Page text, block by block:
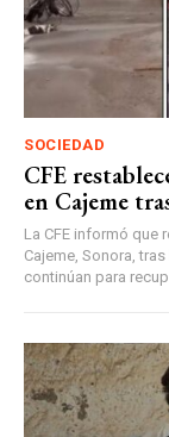
SOCIEDAD
CFE
en Cajeme
La CFE informó que
Cajeme, Sonora,
continúan para